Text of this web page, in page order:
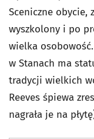
Sceniczne
wyszkolony i po
wielka
w Stanach ma
tradycji wielkich
Reeves śpiewa
nagrała je na